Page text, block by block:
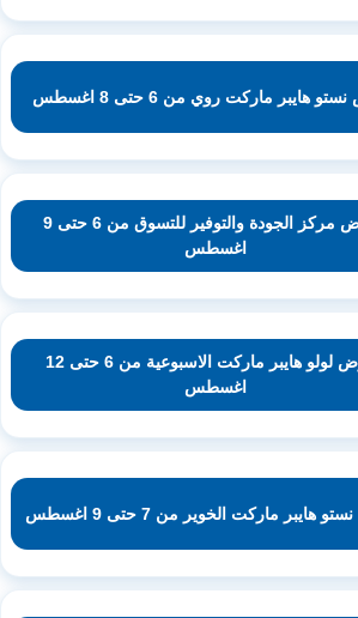
هايبر ماركت روي من 6 حتى 8 اغسطس
عروض مركز الجودة والتوفير للتسوق من 6 حتى 9
اغسطس
عروض لولو هايبر ماركت الاسبوعية من 6 حتى 12
اغسطس
هايبر ماركت الخوير من 7 حتى 9 اغسطس